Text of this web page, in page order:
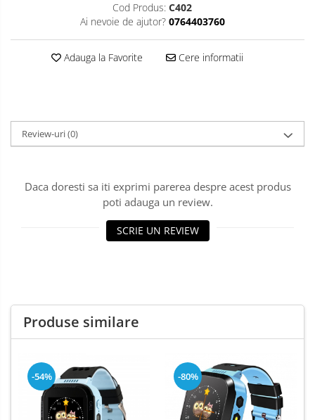
Cod Produs: C402
Ai nevoie de ajutor? 0764403760
Adauga la Favorite Cere informatii
Review-uri(0)
Daca doresti sa iti exprimi parerea despre acest produs
poti adauga un review.
SCRIE UN REVIEW
Produse similare
-54% -80%